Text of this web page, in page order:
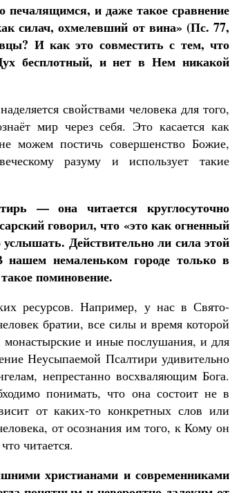
и даже такое сравнение
силач, охмелевший от вина» (Пс. 77,
И как это совместить с тем, что
бесплотный, и нет в Нем никакой
свойствами человека для того,
мир через себя. Это касается как
можем постичь совершенство Божие,
разуму и использует такие
— она читается круглосуточно
говорил, что «это как огненный
Действительно ли сила этой
немаленьком городе только в
поминовение.
ресурсов. Например, у нас в Свято-
братии, все силы и время которой
монастырские и иные послушания, и для
Неусыпаемой Псалтири удивительно
непрестанно восхваляющим Бога.
понимать, что она состоит не в
от каких-то конкретных слов или
от осознания им того, к Кому он
читается.
христианами и современниками